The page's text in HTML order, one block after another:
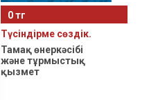
0 тг
Түсiндiрме сөздiк.
Тамақ өнеркәсiбi
және тұрмыстық
қызмет